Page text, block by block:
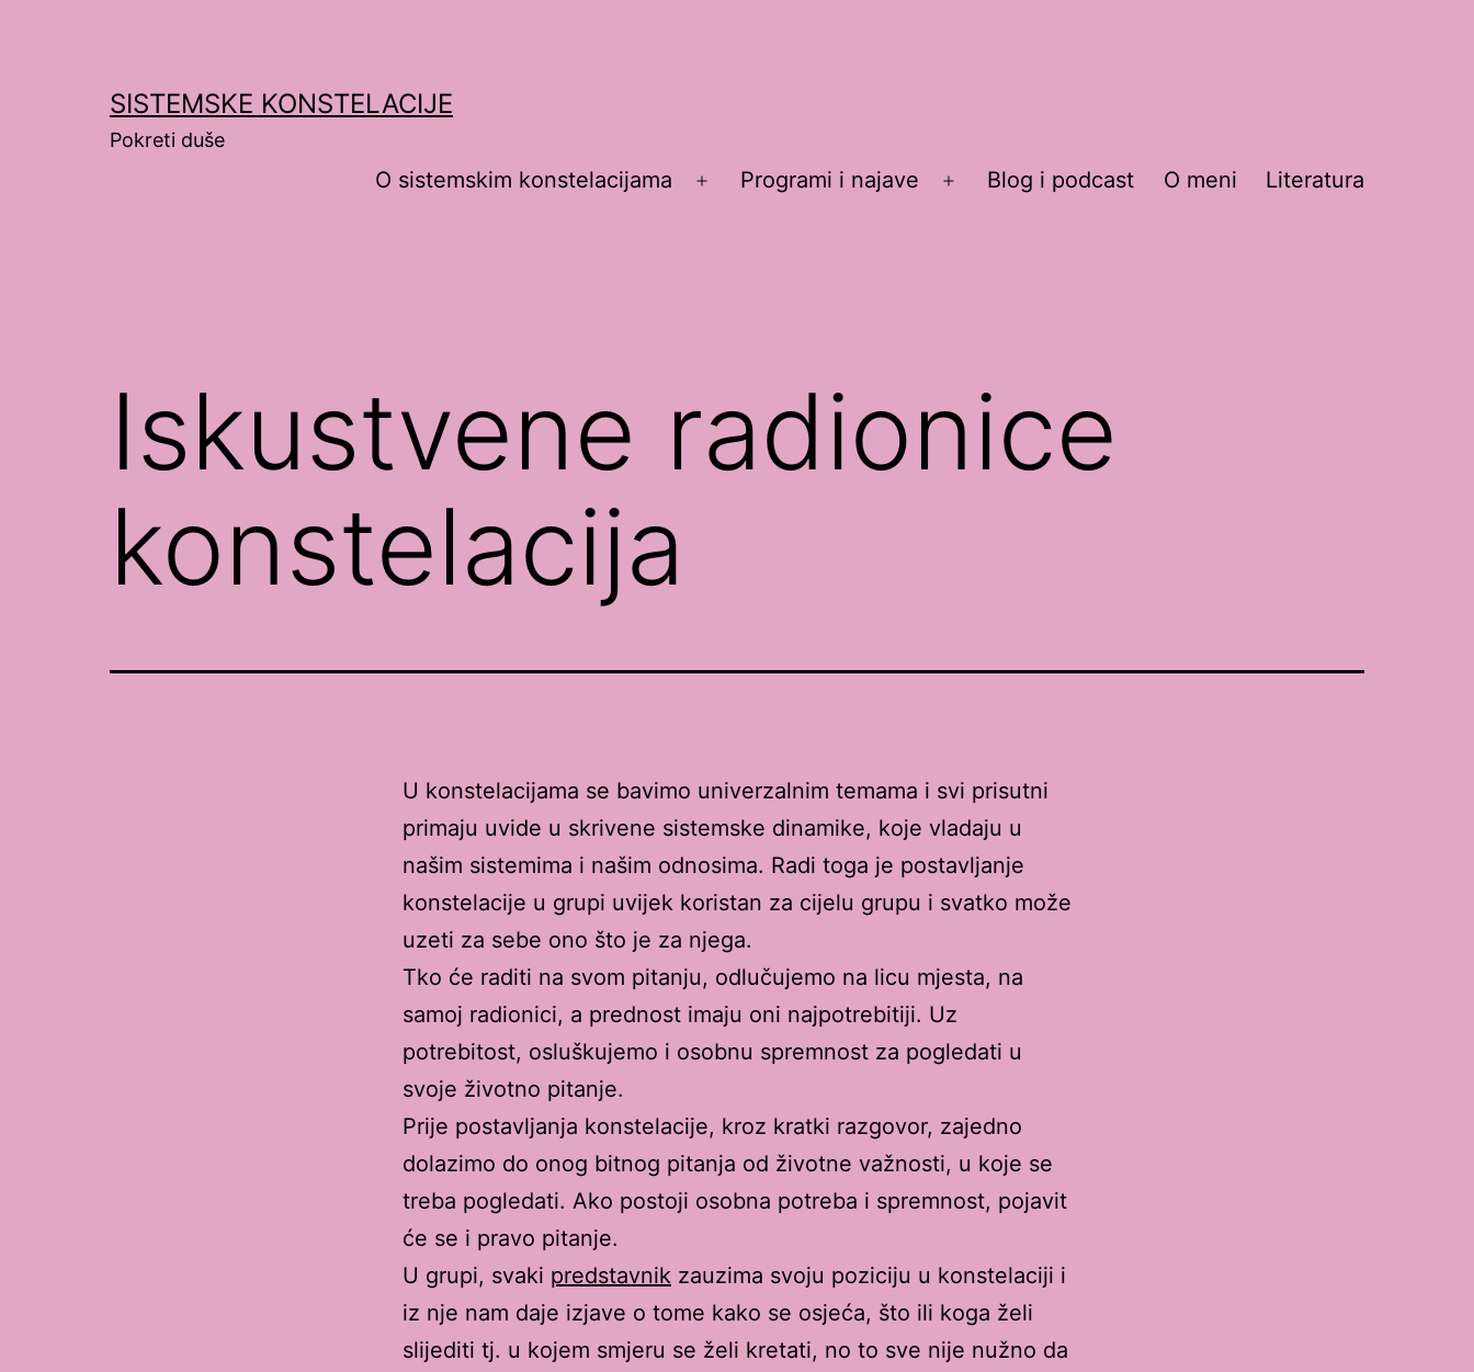
SISTEMSKE KONSTELACIJE
Pokreti duše
O sistemskim konstelacijama
Otvori
Programi i najave
Otvori
Blog i podcast O meni Literatura
Iskustvene radionice
konstelacija
U konstelacijama se bavimo univerzalnim temama i svi prisutni
primaju uvide u skrivene sistemske dinamike, koje vladaju u
našim sistemima i našim odnosima. Radi toga je postavljanje
konstelacije u grupi uvijek koristan za cijelu grupu i svatko može
uzeti za sebe ono što je za njega.
Tko će raditi na svom pitanju, odlučujemo na licu mjesta, na
samoj radionici, a prednost imaju oni najpotrebitiji. Uz
potrebitost, osluškujemo i osobnu spremnost za pogledati u
svoje životno pitanje.
Prije postavljanja konstelacije, kroz kratki razgovor, zajedno
dolazimo do onog bitnog pitanja od životne važnosti, u koje se
treba pogledati. Ako postoji osobna potreba i spremnost, pojavit
će se i pravo pitanje.
U grupi, svaki predstavnik zauzima svoju poziciju u konstelaciji i
iz nje nam daje izjave o tome kako se osjeća, što ili koga želi
slijediti tj. u kojem smjeru se želi kretati, no to sve nije nužno da